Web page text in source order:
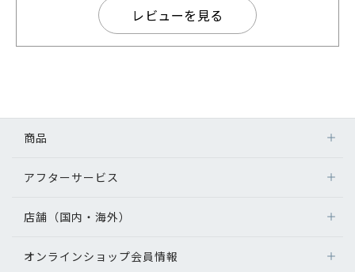
レビューを見る
商品
アフターサービス
店舗（国内・海外）
オンラインショップ会員情報